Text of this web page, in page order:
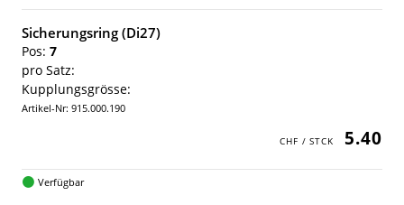
Sicherungsring (Di27)
Pos: 7
pro Satz:
Kupplungsgrösse:
Artikel-Nr: 915.000.190
5.40
Verfügbar